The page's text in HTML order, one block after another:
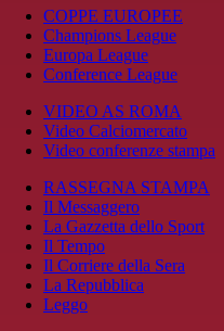
COPPE EUROPEE
Champions League
Europa League
Conference League
VIDEO AS ROMA
Video Calciomercato
Video conferenze stampa
RASSEGNA STAMPA
Il Messaggero
La Gazzetta dello Sport
Il Tempo
Il Corriere della Sera
La Repubblica
Leggo